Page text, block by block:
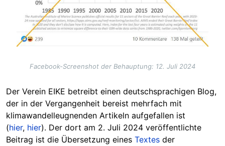
Facebook-Screenshot der Behauptung: 12. Juli 2024
Der Verein EIKE betreibt einen deutschsprachigen Blog,
der in der Vergangenheit bereist mehrfach mit
klimawandelleugnenden Artikeln aufgefallen ist
(hier, hier). Der dort am 2. Juli 2024 veröffentlichte
Beitrag ist die Übersetzung eines Textes der